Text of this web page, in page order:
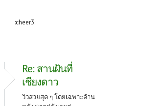
:cheer3:
Re: สานฝันที่
เชียงดาว
วิวสวยสุด ๆ โดยเฉพาะด้าน